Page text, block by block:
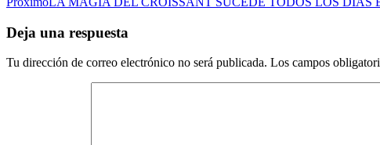
Deja una respuesta
Tu dirección de correo electrónico no será publicada. Los campos